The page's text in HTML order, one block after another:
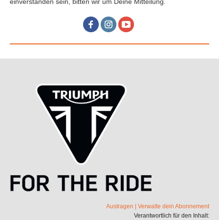
Austragen
Verwalte dein Abonnement
Verantwortlich für den Inhalt: